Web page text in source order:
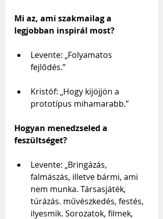
Mi az, ami szakmailag a
legjobban inspirál most?
Levente: „Folyamatos
fejlődés.”
Kristóf: „Hogy kijöjjön a
prototípus mihamarabb.”
Hogyan menedzseled a
feszültséget?
Levente: „Bringázás,
falmászás, illetve bármi, ami
nem munka. Társasjáték,
túrázás. művészkedés, festés,
ilyesmik. Sorozatok, filmek,